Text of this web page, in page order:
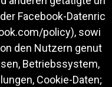
Facebook-Datenric
policy), sowi
den Nutzern genut
Betriebssystem,
Cookie-Daten;